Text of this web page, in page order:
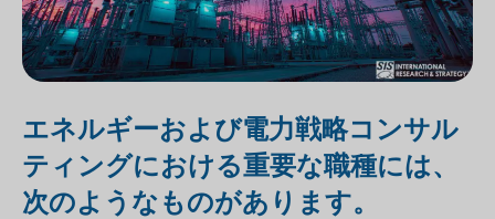
エネルギーおよび電力戦略コンサル
ティングにおける重要な職種には、
次のようなものがあります。